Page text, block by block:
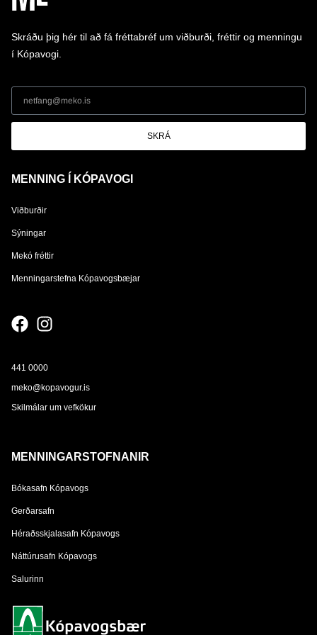
Skráðu þig hér til að fá fréttabréf um viðburði, fréttir og menningu
í Kópavogi.
SKRÁ
MENNING Í KÓPAVOGI
Viðburðir
Sýningar
Mekó fréttir
Menningarstefna Kópavogsbæjar
441 0000
meko@kopavogur.is
Skilmálar um vefkökur
MENNINGARSTOFNANIR
Bókasafn Kópavogs
Gerðarsafn
Héraðsskjalasafn Kópavogs
Náttúrusafn Kópavogs
Salurinn